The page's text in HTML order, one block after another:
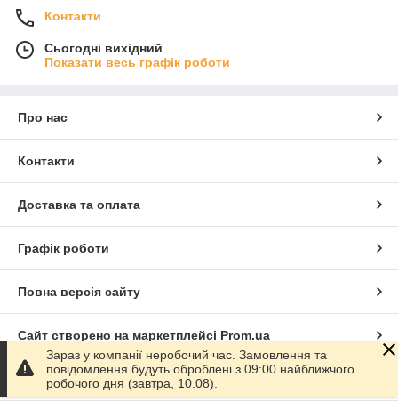
Контакти
Сьогодні вихідний
Показати весь графік роботи
Про нас
Контакти
Доставка та оплата
Графік роботи
Повна версія сайту
Сайт створено на маркетплейсі Prom.ua
Політика конфіденційності
Зараз у компанії неробочий час. Замовлення та
повідомлення будуть оброблені з 09:00 найближчого
робочого дня (завтра, 10.08).